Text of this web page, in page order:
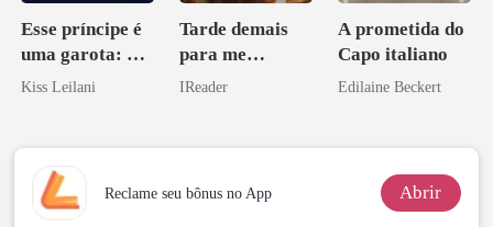
Esse príncipe é
uma garota: A
companheira
Kiss Leilani
Tarde demais
para me
reconquistar!
IReader
A prometida do
Capo italiano
Edilaine Beckert
Reclame seu bônus no App Abrir